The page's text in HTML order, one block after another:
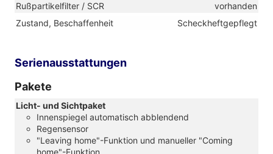
Rußpartikelfilter / SCR
vorhanden
Zustand, Beschaffenheit
Scheckheftgepflegt
Serienausstattungen
Pakete
Licht- und Sichtpaket
Innenspiegel automatisch abblendend
Regensensor
"Leaving home"-Funktion und manueller "Coming
home"-Funktion